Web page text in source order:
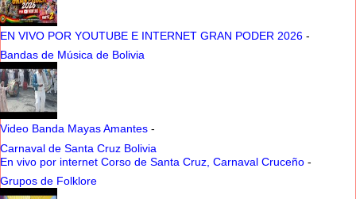
EN VIVO POR YOUTUBE E INTERNET GRAN PODER 2026 -
Bandas de Música de Bolivia
Video Banda Mayas Amantes -
Carnaval de Santa Cruz Bolivia
En vivo por internet Corso de Santa Cruz, Carnaval Cruceño -
Grupos de Folklore